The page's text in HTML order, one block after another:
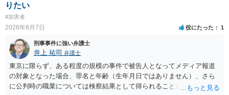
りたい
#加害者
2026年8月7日 役にたった 1
刑事事件に強い弁護士
井上 祐司 弁護士
東京に限らず、ある程度の規模の事件で被告人となってメディア報道
の対象となった場合、罪名と年齢（生年月日ではありません）、さら
に公判時の職業については検察結果として得られることが通常です。